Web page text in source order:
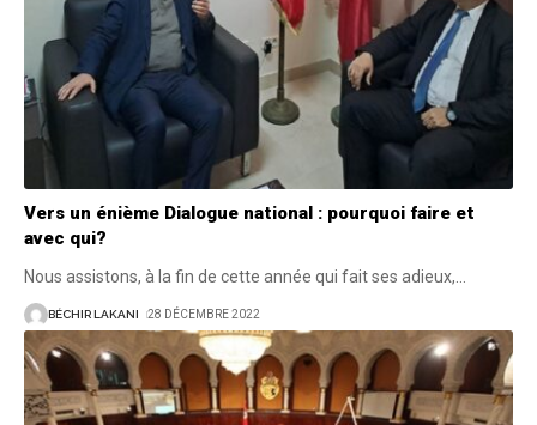
Vers un énième Dialogue national : pourquoi faire et
avec qui?
Nous assistons, à la fin de cette année qui fait ses adieux,
BÉCHIR LAKANI 28 DÉCEMBRE 2022